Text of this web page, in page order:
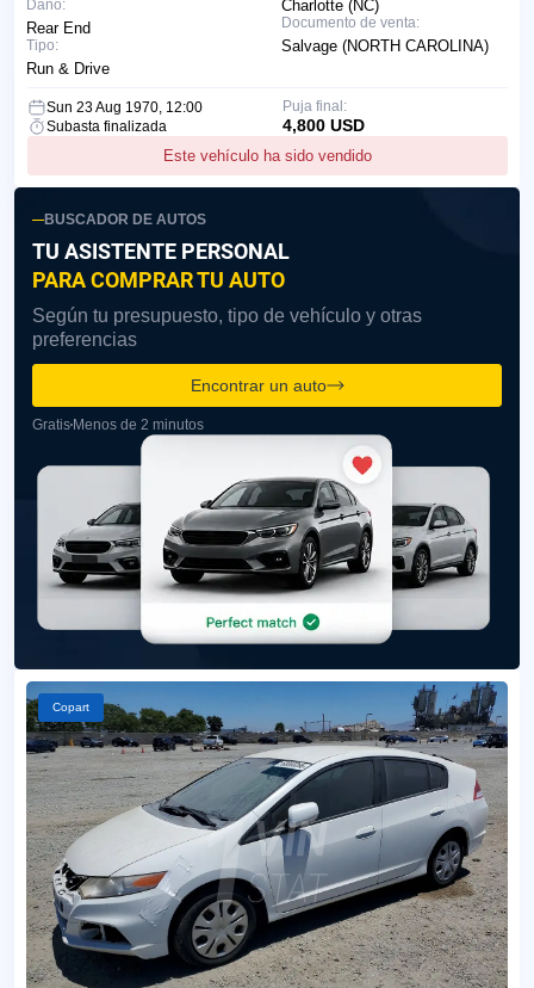
Charlotte (NC)
Documento de venta:
Salvage (NORTH CAROLINA)
Daño:
Rear End
Tipo:
Run & Drive
Sun 23 Aug 1970, 12:00
Subasta finalizada
Este vehículo ha sido vendido
Puja final:
4,800 USD
BUSCADOR DE AUTOS
TU ASISTENTE PERSONAL
PARA COMPRAR TU AUTO
Según tu presupuesto, tipo de vehículo y otras
preferencias
Encontrar un auto
Gratis Menos de 2 minutos
Copart